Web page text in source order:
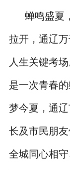
蝉鸣盛夏
拉开，通辽
人生关键考
是一次青春
梦今夏，通
长及市民朋
全城同心相